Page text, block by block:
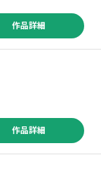
作品詳細
作品詳細